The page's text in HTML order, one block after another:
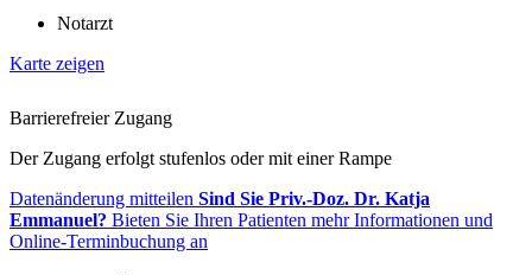
Notarzt
Karte zeigen
Barrierefreier Zugang
Der Zugang erfolgt stufenlos oder mit einer Rampe
Datenänderung mitteilen Sind Sie Priv.-Doz. Dr. Katja
Emmanuel? Bieten Sie Ihren Patienten mehr Informationen und
Online-Terminbuchung an